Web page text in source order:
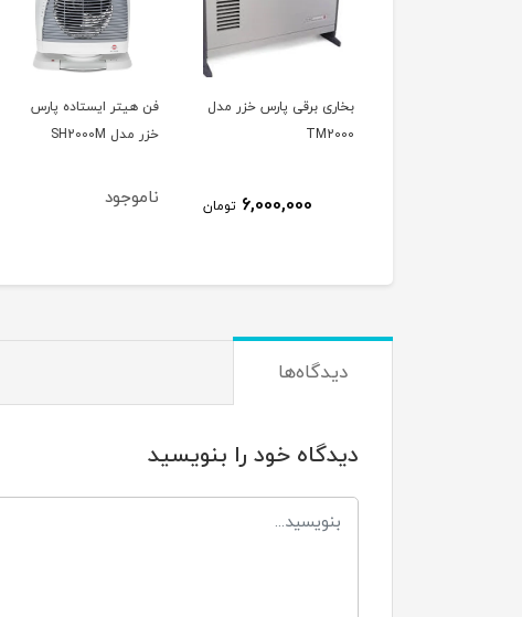
فن هیتر ایستاده پارس
خزر مدل SH2000M
ناموجود
فن هیتر ایستاده مدل
خودکار SH-2000P پارس
دیدگاه‌ها
دیدگاه خود را بنویسید